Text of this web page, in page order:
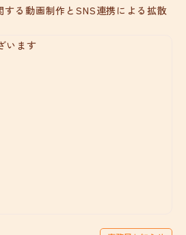
る動画制作とSNS連携による拡散